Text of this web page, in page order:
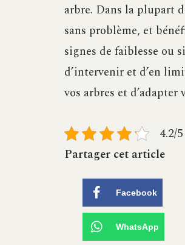
arbre. Dans la plupart
sans problème, et
signes de faiblesse ou
d’intervenir et d’en
vos arbres et
4.2/
Partager cet article
Facebook
WhatsApp